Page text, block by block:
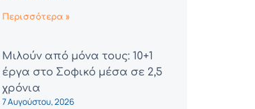
Περισσότερα »
Μιλούν από μόνα τους: 10+1
έργα στο Σοφικό μέσα σε 2,5
χρόνια
7 Αυγούστου, 2026